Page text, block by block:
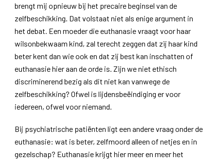
brengt mij opnieuw bij het precaire beginsel van de
zelfbeschikking. Dat volstaat niet als enige argument in
het debat. Een moeder die euthanasie vraagt voor haar
wilsonbekwaam kind, zal terecht zeggen dat zij haar kind
beter kent dan wie ook en dat zij best kan inschatten of
euthanasie hier aan de orde is. Zijn we niet ethisch
discriminerend bezig als dit niet kan vanwege de
zelfbeschikking? Ofwel is lijdensbeëindiging er voor
iedereen, ofwel voor niemand.
Bij psychiatrische patiënten ligt een andere vraag onder de
euthanasie: wat is beter, zelfmoord alleen of netjes en in
gezelschap? Euthanasie krijgt hier meer en meer het